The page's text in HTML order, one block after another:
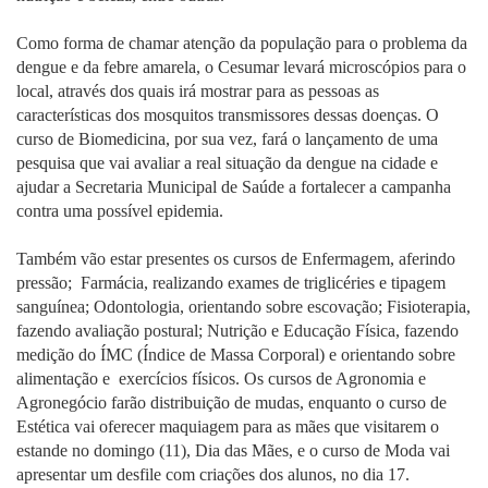
Como forma de chamar atenção da população para o problema da
dengue e da febre amarela, o Cesumar levará microscópios para o
local, através dos quais irá mostrar para as pessoas as
características dos mosquitos transmissores dessas doenças. O
curso de Biomedicina, por sua vez, fará o lançamento de uma
pesquisa que vai avaliar a real situação da dengue na cidade e
ajudar a Secretaria Municipal de Saúde a fortalecer a campanha
contra uma possível epidemia.
Também vão estar presentes os cursos de Enfermagem, aferindo
pressão; Farmácia, realizando exames de triglicéries e tipagem
sanguínea; Odontologia, orientando sobre escovação; Fisioterapia,
fazendo avaliação postural; Nutrição e Educação Física, fazendo
medição do ÍMC (Índice de Massa Corporal) e orientando sobre
alimentação e exercícios físicos. Os cursos de Agronomia e
Agronegócio farão distribuição de mudas, enquanto o curso de
Estética vai oferecer maquiagem para as mães que visitarem o
estande no domingo (11), Dia das Mães, e o curso de Moda vai
apresentar um desfile com criações dos alunos, no dia 17.